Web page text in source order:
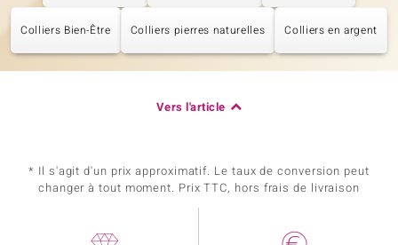
Colliers Bien-Être Colliers pierres naturelles Colliers en argent
Vers l'article
* Il s'agit d'un prix approximatif. Le taux de conversion peut
changer à tout moment. Prix TTC, hors frais de livraison